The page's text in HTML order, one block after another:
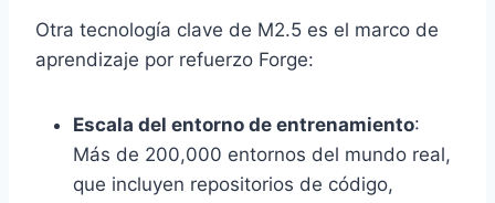
Otra tecnología clave de M2.5 es el marco de
aprendizaje por refuerzo Forge:
Escala del entorno de entrenamiento:
Más de 200,000 entornos del mundo real,
que incluyen repositorios de código,